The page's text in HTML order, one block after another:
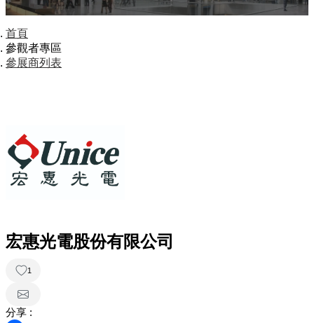
首頁
參觀者專區
參展商列表
宏惠光電股份有限公司
1
分享 :